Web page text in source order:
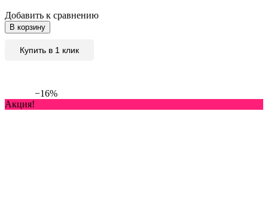
Добавить к сравнению
В корзину
Купить в 1 клик
−16%
Акция!